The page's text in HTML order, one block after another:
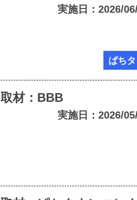
実施日：2026/
ぱち
取材：BBB
実施日：2026/